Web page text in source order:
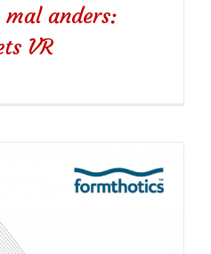
anders:
VR